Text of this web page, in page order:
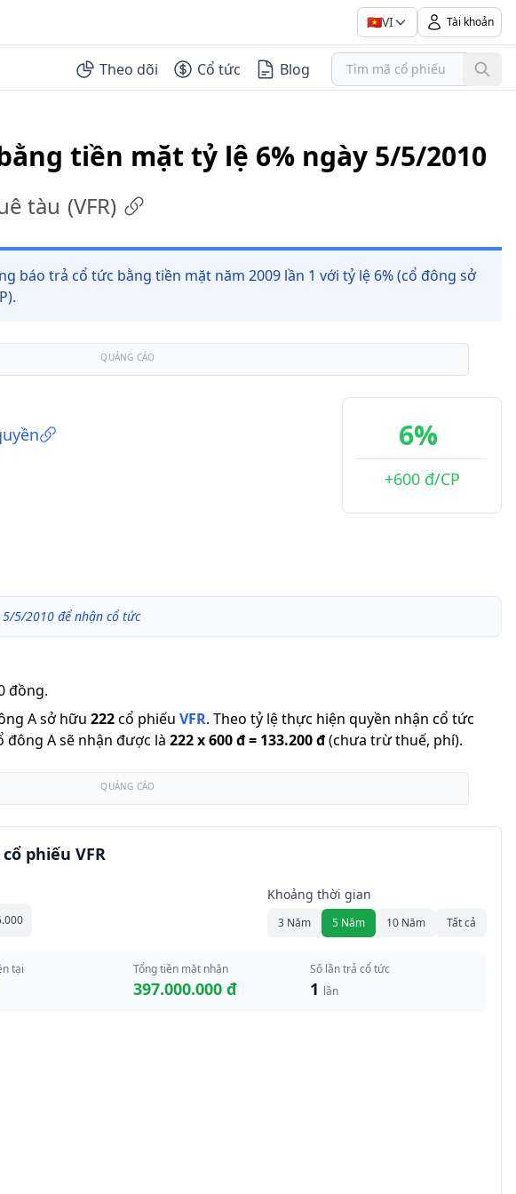
🇻🇳VI Tài khoản
Theo dõi Cổ tức Blog
tiền mặt tỷ lệ 6% ngày 5/5/2010
tàu (VFR)
báo trả cổ tức bằng tiền mặt năm 2009 lần 1 với tỷ lệ 6% (cổ đông sở
QUẢNG CÁO
6%
+600 đ/CP
5/5/2010 để nhận cổ tức
đồng.
A sở hữu 222cổ phiếu VFR. Theo tỷ lệ thực hiện quyền nhận cổ tức
đông A sẽ nhận được là 222x600 đ= 133.200 đ(chưa trừ thuế, phí).
QUẢNG CÁO
phiếu VFR
Khoảng thời gian
3 Năm 5 Năm 10 Năm Tất cả
tại Tổng tiền mặt nhận
397.000.000 đ
Số lần trả cổ tức
1 lần